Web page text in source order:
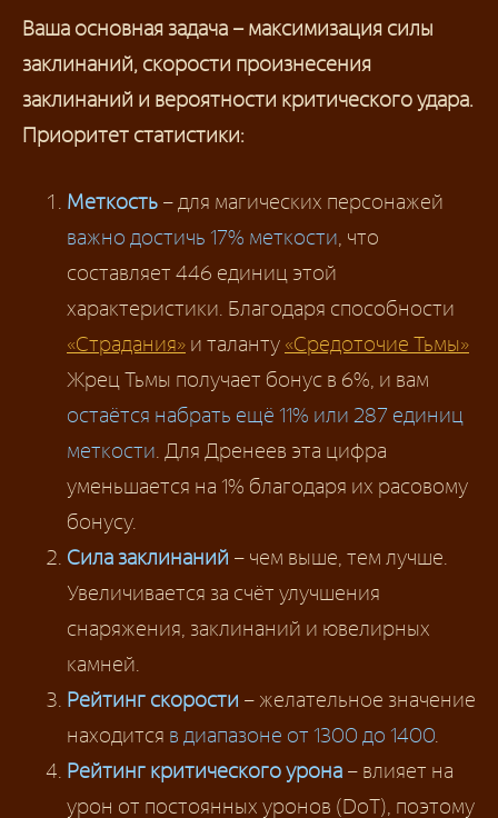
Ваша основная задача – максимизация силы
заклинаний, скорости произнесения
заклинаний и вероятности критического удара.
Приоритет статистики:
Меткость – для магических персонажей
важно достичь 17% меткости, что
составляет 446 единиц этой
характеристики. Благодаря способности
«Страдания» и таланту «Средоточие Тьмы»
Жрец Тьмы получает бонус в 6%, и вам
остаётся набрать ещё 11% или 287 единиц
меткости. Для Дренеев эта цифра
уменьшается на 1% благодаря их расовому
бонусу.
Сила заклинаний – чем выше, тем лучше.
Увеличивается за счёт улучшения
снаряжения, заклинаний и ювелирных
камней.
Рейтинг скорости – желательное значение
находится в диапазоне от 1300 до 1400.
Рейтинг критического урона – влияет на
урон от постоянных уронов (DoT), поэтому